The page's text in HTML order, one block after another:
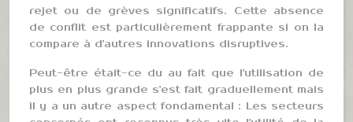
rejet ou de grèves significatifs. Cette absence
de conflit est particulièrement frappante si on la
compare à d'autres innovations disruptives.
Peut-être était-ce du au fait que l'utilisation de
plus en plus grande s'est fait graduellement mais
il y a un autre aspect fondamental : Les secteurs